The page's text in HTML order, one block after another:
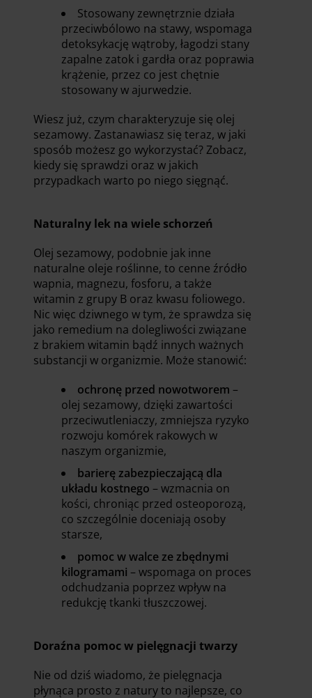
Stosowany zewnętrznie działa
przeciwbólowo na stawy, wspomaga
detoksykację wątroby, łagodzi stany
zapalne zatok i gardła oraz poprawia
krążenie, przez co jest chętnie
stosowany w ajurwedzie.
Wiesz już, czym charakteryzuje się olej
sezamowy. Zastanawiasz się teraz, w jaki
sposób możesz go wykorzystać? Zobacz,
kiedy się sprawdzi oraz w jakich
przypadkach warto po niego sięgnąć.
Naturalny lek na wiele schorzeń
Olej sezamowy, podobnie jak inne
naturalne oleje roślinne, to cenne źródło
wapnia, magnezu, fosforu, a także
witamin z grupy B oraz kwasu foliowego.
Nic więc dziwnego w tym, że sprawdza się
jako remedium na dolegliwości związane
z brakiem witamin bądź innych ważnych
substancji w organizmie. Może stanowić:
ochronę przed nowotworem –
olej sezamowy, dzięki zawartości
przeciwutleniaczy, zmniejsza ryzyko
rozwoju komórek rakowych w
naszym organizmie,
barierę zabezpieczającą dla
układu kostnego – wzmacnia on
kości, chroniąc przed osteoporozą,
co szczególnie doceniają osoby
starsze,
pomoc w walce ze zbędnymi
kilogramami – wspomaga on proces
odchudzania poprzez wpływ na
redukcję tkanki tłuszczowej.
Doraźna pomoc w pielęgnacji twarzy
Nie od dziś wiadomo, że pielęgnacja
płynąca prosto z natury to najlepsze, co